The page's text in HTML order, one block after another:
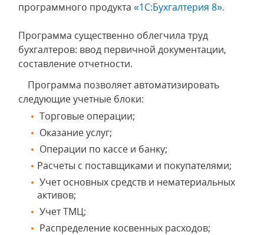
программного продукта «1С:Бухгалтерия 8».
Программа существенно облегчила труд
бухгалтеров: ввод первичной документации,
составление отчетности.
Программа позволяет автоматизировать
следующие учетные блоки:
Торговые операции;
Оказание услуг;
Операции по кассе и банку;
Расчеты с поставщиками и покупателями;
Учет основных средств и нематериальных
активов;
Учет ТМЦ;
Распределение косвенных расходов;